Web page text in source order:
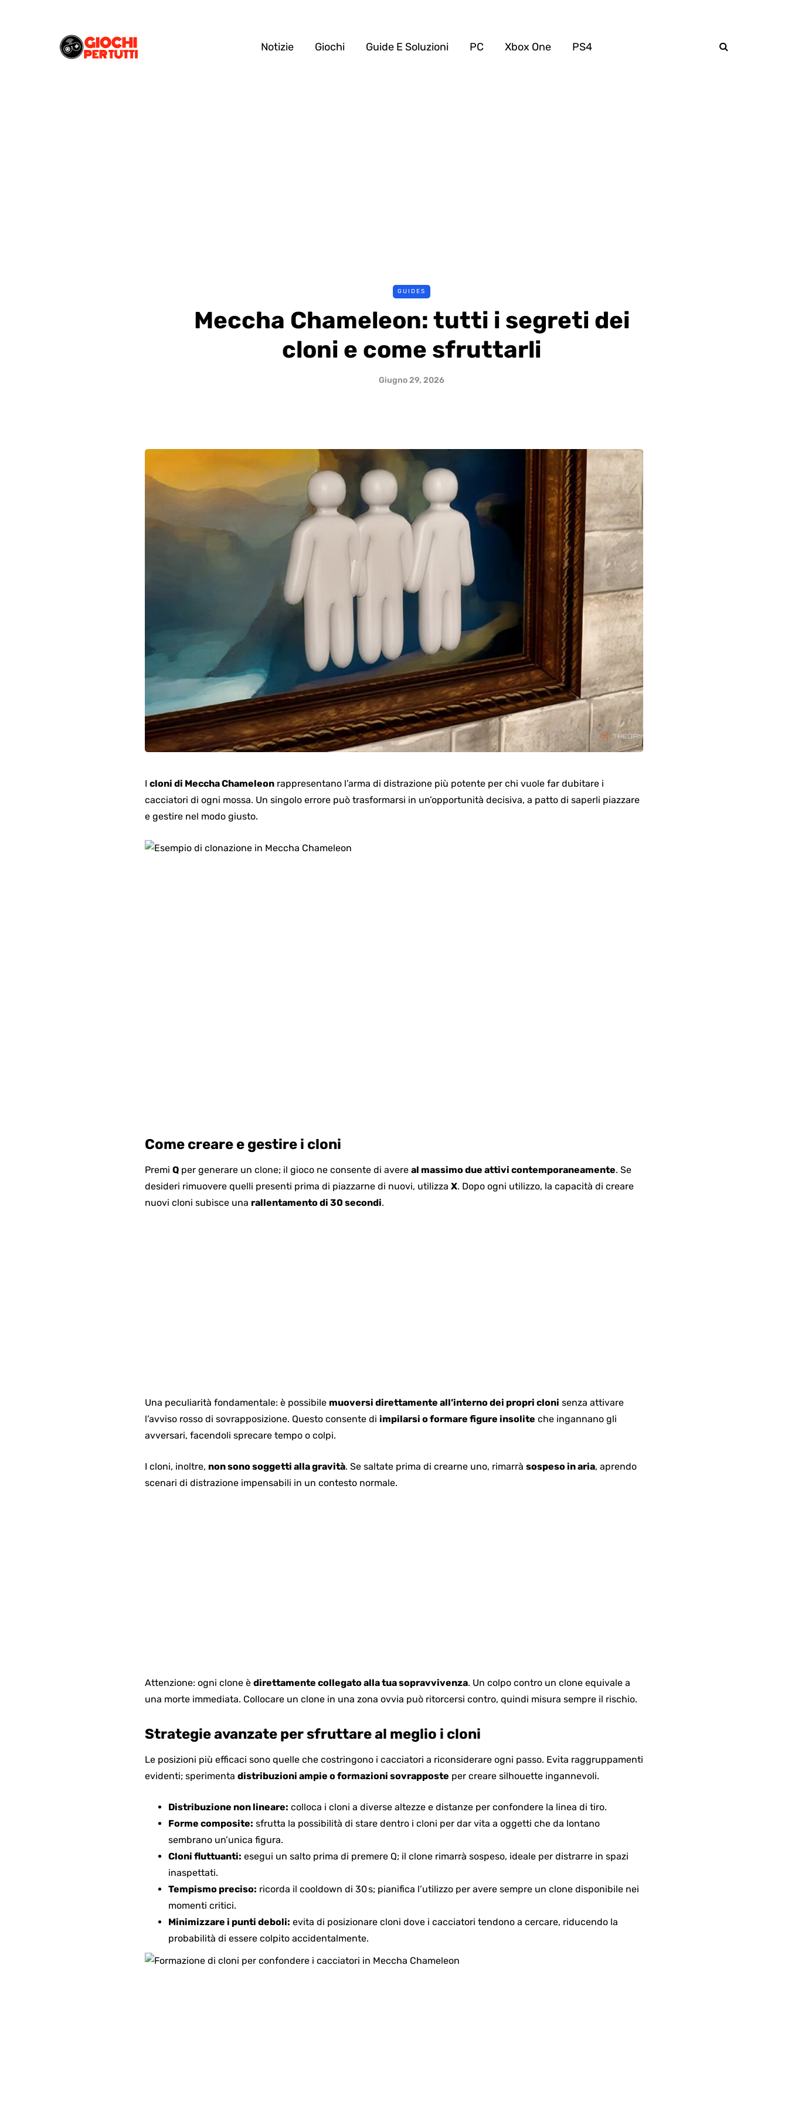
Notizie Giochi Guide E Soluzioni PC Xbox One PS4
GUIDES
Meccha Chameleon: tutti i segreti dei
cloni e come sfruttarli
Giugno 29, 2026
I cloni di Meccha Chameleon rappresentano l’arma di distrazione più potente per chi vuole far dubitare i
cacciatori di ogni mossa. Un singolo errore può trasformarsi in un’opportunità decisiva, a patto di saperli piazzare
e gestire nel modo giusto.
Come creare e gestire i cloni
Premi Q per generare un clone; il gioco ne consente di avere al massimo due attivi contemporaneamente. Se
desideri rimuovere quelli presenti prima di piazzarne di nuovi, utilizza X. Dopo ogni utilizzo, la capacità di creare
nuovi cloni subisce una rallentamento di 30 secondi.
Una peculiarità fondamentale: è possibile muoversi direttamente all’interno dei propri cloni senza attivare
l’avviso rosso di sovrapposizione. Questo consente di impilarsi o formare figure insolite che ingannano gli
avversari, facendoli sprecare tempo o colpi.
I cloni, inoltre, non sono soggetti alla gravità. Se saltate prima di crearne uno, rimarrà sospeso in aria, aprendo
scenari di distrazione impensabili in un contesto normale.
Attenzione: ogni clone è direttamente collegato alla tua sopravvivenza. Un colpo contro un clone equivale a
una morte immediata. Collocare un clone in una zona ovvia può ritorcersi contro, quindi misura sempre il rischio.
Strategie avanzate per sfruttare al meglio i cloni
Le posizioni più efficaci sono quelle che costringono i cacciatori a riconsiderare ogni passo. Evita raggruppamenti
evidenti; sperimenta distribuzioni ampie o formazioni sovrapposte per creare silhouette ingannevoli.
Distribuzione non lineare: colloca i cloni a diverse altezze e distanze per confondere la linea di tiro.
Forme composite: sfrutta la possibilità di stare dentro i cloni per dar vita a oggetti che da lontano
sembrano un’unica figura.
Cloni fluttuanti: esegui un salto prima di premere Q; il clone rimarrà sospeso, ideale per distrarre in spazi
inaspettati.
Tempismo preciso: ricorda il cooldown di 30 s; pianifica l’utilizzo per avere sempre un clone disponibile nei
momenti critici.
Minimizzare i punti deboli: evita di posizionare cloni dove i cacciatori tendono a cercare, riducendo la
probabilità di essere colpito accidentalmente.